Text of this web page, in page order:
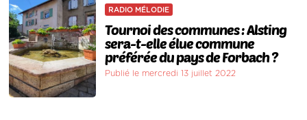
RADIO MÉLODIE
Tournoi des communes : Alsting
sera-t-elle élue commune
préférée du pays de Forbach ?
Publié le mercredi 13 juillet 2022